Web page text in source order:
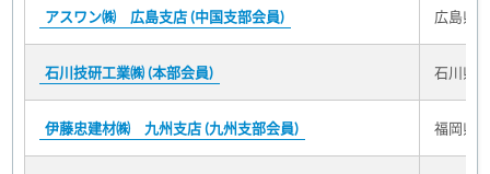
アスワン㈱ 広島支店 (中国支部会員) 広島県
石川技研工業㈱ (本部会員) 石川県
伊藤忠建材㈱ 九州支店 (九州支部会員) 福岡県